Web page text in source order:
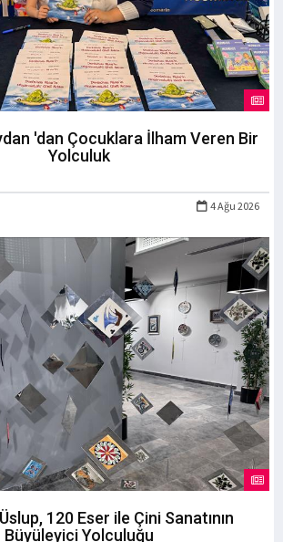
'dan Çocuklara İlham Veren Bir
Yolculuk
4 Ağu 2026
120 Eser ile Çini Sanatının
Büyüleyici Yolculuğu